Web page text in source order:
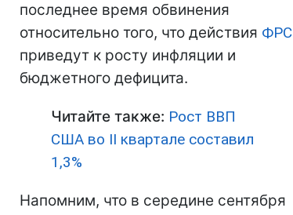
последнее время обвинения
относительно того, что действия ФРС
приведут к росту инфляции и
бюджетного дефицита.
Читайте также: Рост ВВП
США во II квартале составил
1,3%
Напомним, что в середине сентября